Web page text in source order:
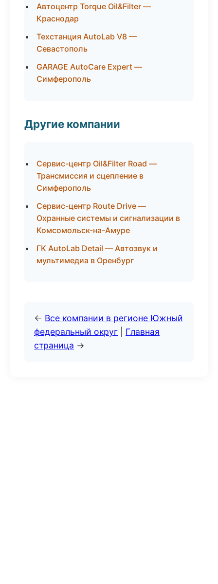
Автоцентр Torque Oil&Filter —
Краснодар
Техстанция AutoLab V8 —
Севастополь
GARAGE AutoCare Expert —
Симферополь
Другие компании
Сервис-центр Oil&Filter Road —
Трансмиссия и сцепление в
Симферополь
Сервис-центр Route Drive —
Охранные системы и сигнализации в
Комсомольск-на-Амуре
ГК AutoLab Detail — Автозвук и
мультимедиа в Оренбург
← Все компании в регионе Южный
федеральный округ
Главная
страница →